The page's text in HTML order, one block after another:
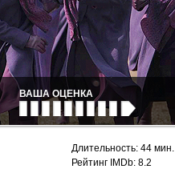
ВАША ОЦЕНКА
Длительность: 44 мин.
Рейтинг IMDb: 8.2